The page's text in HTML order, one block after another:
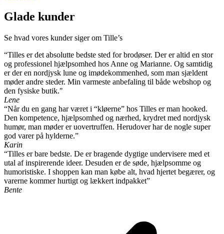
Glade kunder
Se hvad vores kunder siger om Tille’s
“Tilles er det absolutte bedste sted for brodøser. Der er altid en stor
og professionel hjælpsomhed hos Anne og Marianne. Og samtidig
er der en nordjysk lune og imødekommenhed, som man sjældent
møder andre steder. Min varmeste anbefaling til både webshop og
den fysiske butik."
Lene
“Når du en gang har været i “kløerne” hos Tilles er man hooked.
Den kompetence, hjælpsomhed og nærhed, krydret med nordjysk
humør, man møder er uovertruffen. Herudover har de nogle super
god varer på hylderne.”
Karin
“Tilles er bare bedste. De er bragende dygtige undervisere med et
utal af inspirerende ideer. Desuden er de søde, hjælpsomme og
humoristiske. I shoppen kan man købe alt, hvad hjertet begærer, og
varerne kommer hurtigt og lækkert indpakket”
Bente